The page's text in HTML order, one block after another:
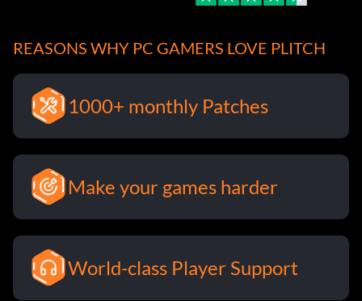
REASONS WHY PC GAMERS LOVE PLITCH
1000+ monthly Patches
Make your games harder
World-class Player Support